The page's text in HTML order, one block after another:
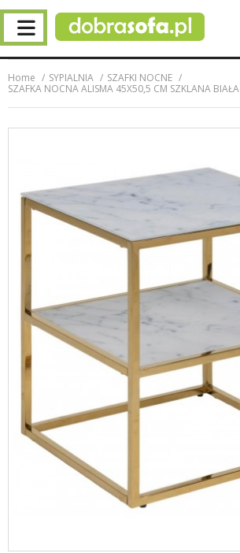
Home SYPIALNIA
SZAFKI NOCNE
SZAFKA NOCNA ALISMA 45X50,5 CM SZKLANA BIAŁA